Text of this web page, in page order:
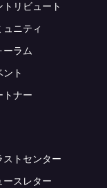
トリビュート
ュニティ
ーラム
ント
トナー
ストセンター
ースレター